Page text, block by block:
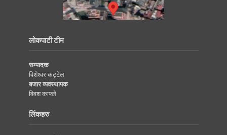
लोकपाटी टीम
सम्पादक
विशेश्वर कट्टेल
बजार व्यवस्थापक
विवश काफ्ले
लिंकहरु